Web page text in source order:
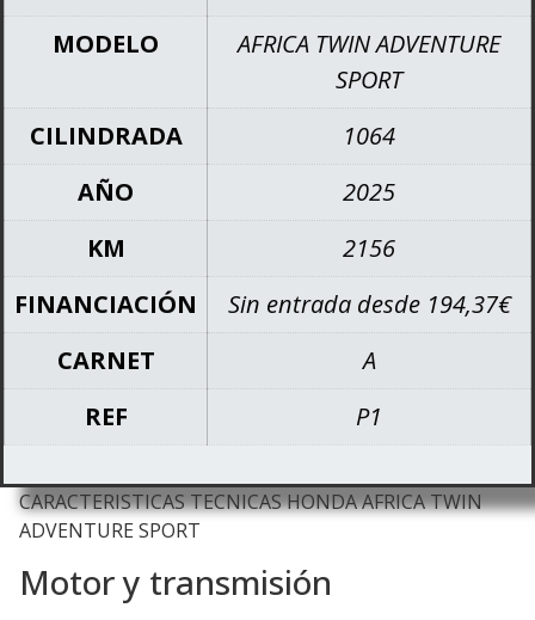
15.500,00 €.
14.950,00 €.
MODELO
AFRICA TWIN ADVENTURE
SPORT
CILINDRADA
1064
AÑO
2025
KM
2156
FINANCIACIÓN
Sin entrada desde 194,37€
CARNET
A
REF
P1
CARACTERISTICAS TECNICAS HONDA AFRICA TWIN
ADVENTURE SPORT
Motor y transmisión